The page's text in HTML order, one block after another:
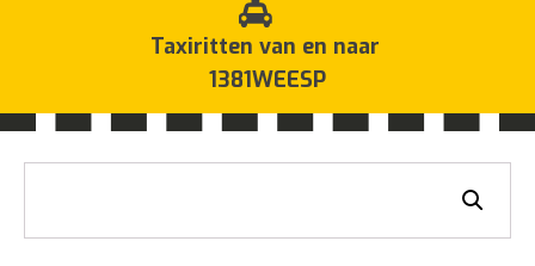
Taxiritten van en naar
1381WEESP